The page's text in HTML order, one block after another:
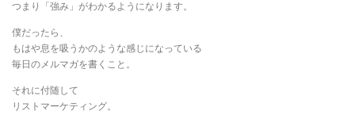
つまり「強み」がわかるようになります。
僕だったら、
もはや息を吸うかのような感じになっている
毎日のメルマガを書くこと。
それに付随して
リストマーケティング。